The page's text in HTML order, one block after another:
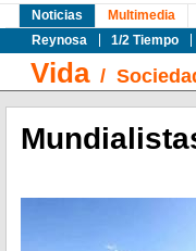
Noticias
Reynosa
1/2 Tiempo
Multimedia
Vida/